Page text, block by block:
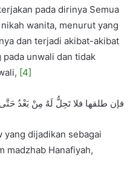
pada dirinya Semua
wanita, menurut yang
dan terjadi akibat-akibat
unwali dan tidak
[4]
فإن طلقها فلا تَحِلُّ لَهُ مِنْ بَعْدُ
yang dijadikan sebagai
madzhab Hanafiyah,